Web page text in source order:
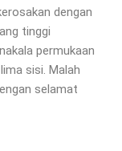
dengan
tinggi
permukaan
sisi. Malah
selamat